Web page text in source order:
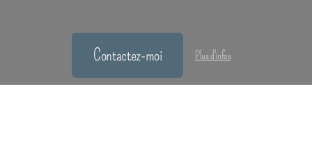
Contactez-moi Plus d'infos